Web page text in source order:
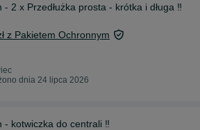
- 2 x Przedłużka prosta - krótka i długa ‼️
z Pakietem Ochronnym
dnia 24 lipca 2026
- kotwiczka do centrali ‼️